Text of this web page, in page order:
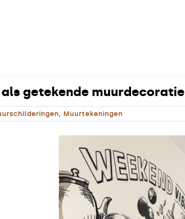
getekende muurdecoratie
, Muurtekeningen